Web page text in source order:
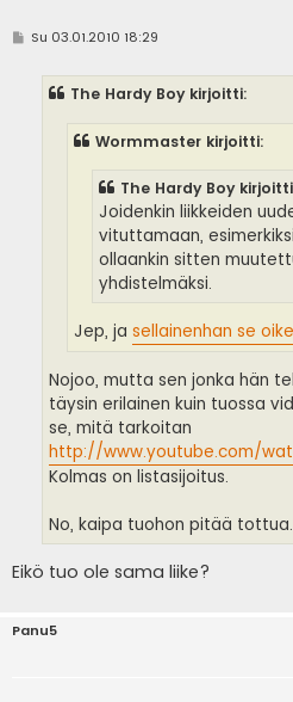
VSu 03.01.2010 18:29
The Hardy Boy kirjoitti:
Wormmaster kirjoitti:
The Hardy Boy
Joidenkin liikkeiden
vituttamaan,
ollaankin sitten
yhdistelmäksi.
Jep, ja sellainenhan se
Nojoo, mutta sen jonka hän
täysin erilainen kuin tuossa
se, mitä tarkoitan
http://www.youtube.com/
Kolmas on listasijoitus.
No, kaipa tuohon pitää tottua.
Eikö tuo ole sama liike?
Panu5